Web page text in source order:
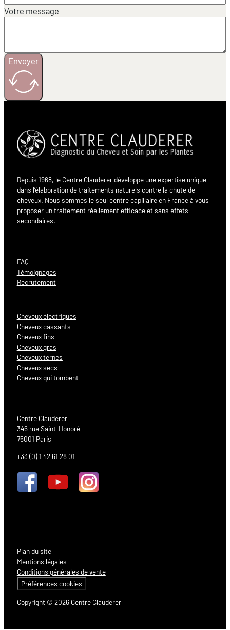
Votre message
Envoyer
Depuis 1968, le Centre Clauderer développe une expertise unique
dans l’élaboration de traitements naturels contre la chute de
cheveux. Nous sommes le seul centre capillaire en France à vous
proposer un traitement réellement efficace et sans effets
secondaires.
FAQ
Témoignages
Recrutement
Cheveux électriques
Cheveux cassants
Cheveux fins
Cheveux gras
Cheveux ternes
Cheveux secs
Cheveux qui tombent
Centre Clauderer
346 rue Saint-Honoré
75001 Paris
+33 (0) 1 42 61 28 01
Copyright © 2026 Centre Clauderer
Plan du site
Mentions légales
Conditions générales de vente
Préférences cookies